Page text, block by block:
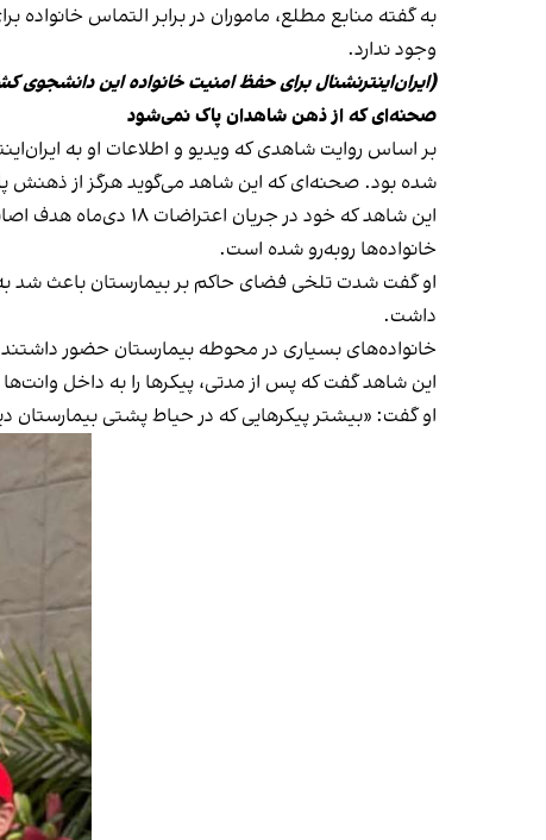
به گفته منابع مطلع، ماموران در برابر التماس خانواده
وجود ندارد.
(ایران‌اینترنشنال برای حفظ امنیت خانواده این
صحنه‌ای که از ذهن شاهدان پاک نمی‌شود
شده بود. صحنه‌ای که این شاهد می‌گوید هرگز از ذهنش
این شاهد که خود در
خانواده‌ها روبه‌رو شده است.
او گفت شدت تلخی فضای حاکم بر بیمارستان باعث شد
داشت.
خانواده‌های بسیاری در محوطه بیمارستان حضور داشتند
این شاهد گفت که پس از مدتی، پیکرها را به داخل
او گفت:‌ «بیشتر پیکرهایی که در حیاط پشتی بیمارستان دیدم، متعلق به جوانان زیر ۳۰ سال بود و حتی